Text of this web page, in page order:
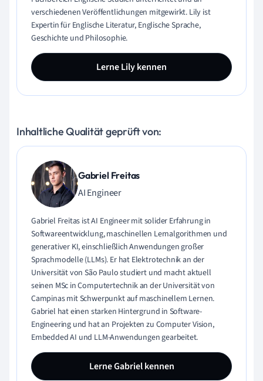
verschiedenen Veröffentlichungen mitgewirkt. Lily ist
Expertin für Englische Literatur, Englische Sprache,
Geschichte und Philosophie.
Lerne Lily kennen
Inhaltliche Qualität geprüft von:
Gabriel Freitas
AI Engineer
Gabriel Freitas ist AI Engineer mit solider Erfahrung in
Softwareentwicklung, maschinellen Lernalgorithmen und
generativer KI, einschließlich Anwendungen großer
Sprachmodelle (LLMs). Er hat Elektrotechnik an der
Universität von São Paulo studiert und macht aktuell
seinen MSc in Computertechnik an der Universität von
Campinas mit Schwerpunkt auf maschinellem Lernen.
Gabriel hat einen starken Hintergrund in Software-
Engineering und hat an Projekten zu Computer Vision,
Embedded AI und LLM-Anwendungen gearbeitet.
Lerne Gabriel kennen